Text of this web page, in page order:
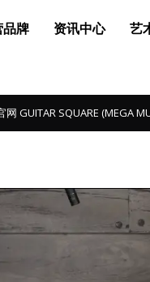
品牌 资讯中心 艺
GUITAR SQUARE (MEGA